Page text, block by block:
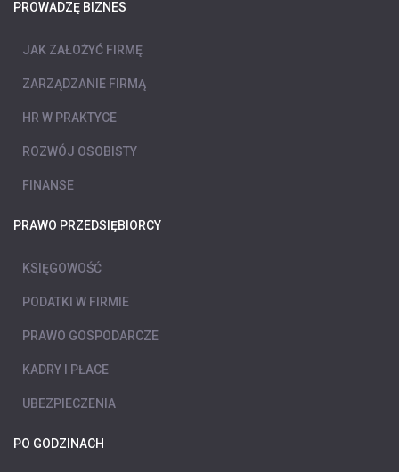
PROWADZĘ BIZNES
JAK ZAŁOŻYĆ FIRMĘ
ZARZĄDZANIE FIRMĄ
HR W PRAKTYCE
ROZWÓJ OSOBISTY
FINANSE
PRAWO PRZEDSIĘBIORCY
KSIĘGOWOŚĆ
PODATKI W FIRMIE
PRAWO GOSPODARCZE
KADRY I PŁACE
UBEZPIECZENIA
PO GODZINACH